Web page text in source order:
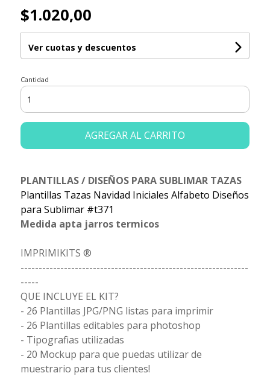
$1.020,00
Ver cuotas y descuentos
Cantidad
AGREGAR AL CARRITO
PLANTILLAS / DISEÑOS PARA SUBLIMAR TAZAS
Plantillas Tazas Navidad Iniciales Alfabeto Diseños
para Sublimar #t371
Medida apta jarros termicos
IMPRIMIKITS ®
---------------------------------------------------------------
-----
QUE INCLUYE EL KIT?
- 26 Plantillas JPG/PNG listas para imprimir
- 26 Plantillas editables para photoshop
- Tipografias utilizadas
- 20 Mockup para que puedas utilizar de
muestrario para tus clientes!